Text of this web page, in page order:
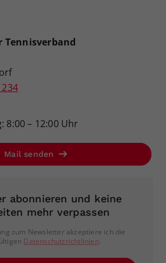
Tennisverband
234
8:00 – 12:00 Uhr
Mail senden
abonnieren und keine
mehr verpassen
zum Newsletter akzeptiere ich die
Datenschutzrichtlinien.